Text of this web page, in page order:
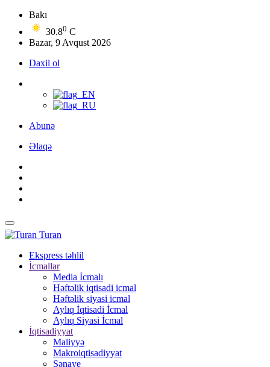
Bakı
30.80 C
Bazar, 9 Avqust 2026
Daxil ol
Abunə
Əlaqə
Turan
Ekspress təhlil
İcmallar
Media İcmalı
Həftəlik iqtisadi icmal
Həftəlik siyasi icmal
Aylıq İqtisadi İcmal
Aylıq Siyasi İcmal
İqtisadiyyat
Maliyyə
Makroiqtisadiyyat
Sənaye